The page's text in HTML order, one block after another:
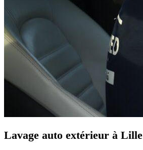
Lavage auto extérieur à Lille